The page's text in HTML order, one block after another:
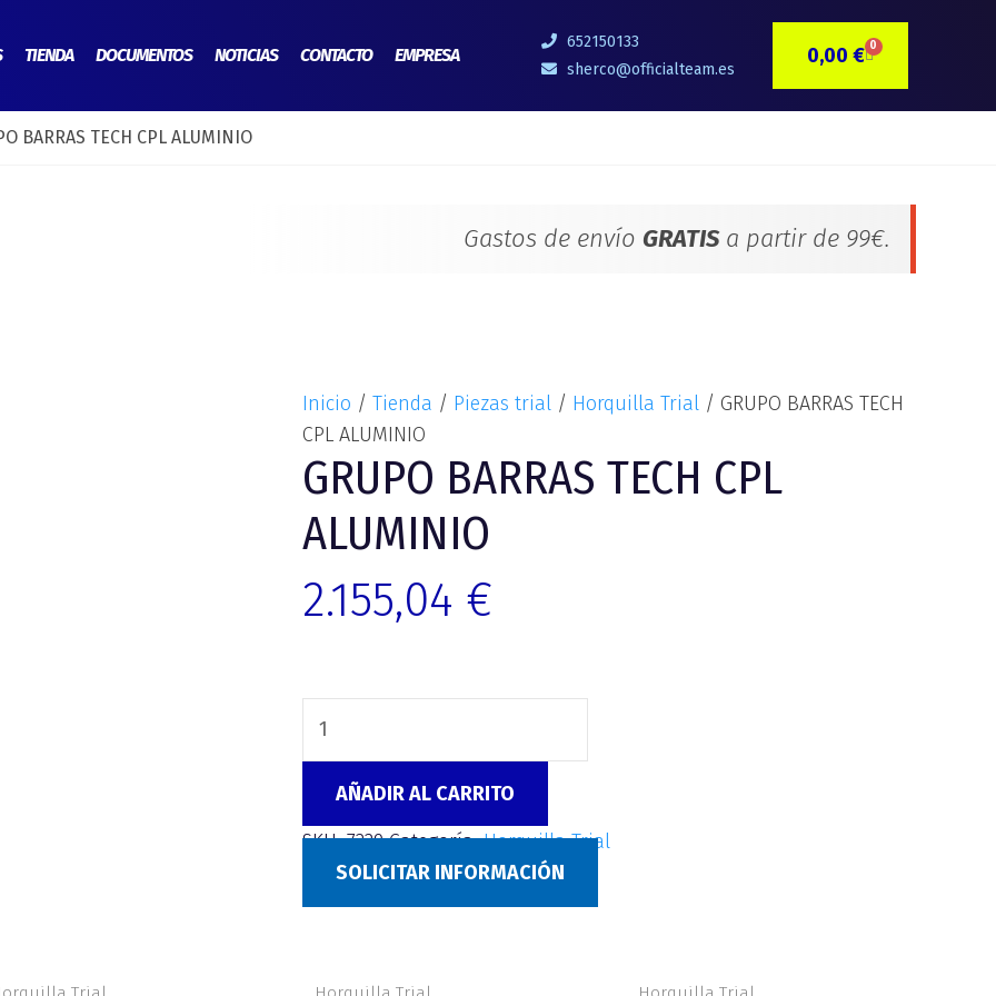
TIENDA DOCUMENTOS NOTICIAS CONTACTO EMPRESA
652150133
sherco@officialteam.es
0,00 € 0CARRITO
BARRAS TECH CPL ALUMINIO
Gastos de envío GRATISa partir de 99€.
Inicio / Tienda / Piezas trial / Horquilla Trial / GRUPO BARRAS TECH
CPL ALUMINIO
GRUPO BARRAS TECH CPL
ALUMINIO
2.155,04 €
BARRAS
CPL
AÑADIR AL CARRITO
SKU:7339 Categoría:Horquilla Trial
SOLICITAR INFORMACIÓN